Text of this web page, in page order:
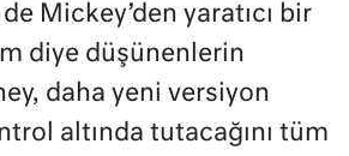
Mickey’den yaratıcı bir
diye düşünenlerin
daha yeni versiyon
altında tutacağını tüm